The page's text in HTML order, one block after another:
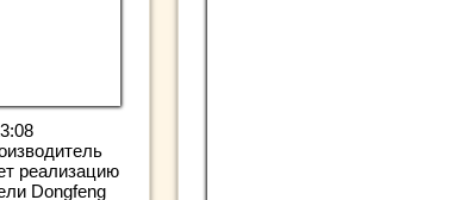
реализацию
Dongfeng